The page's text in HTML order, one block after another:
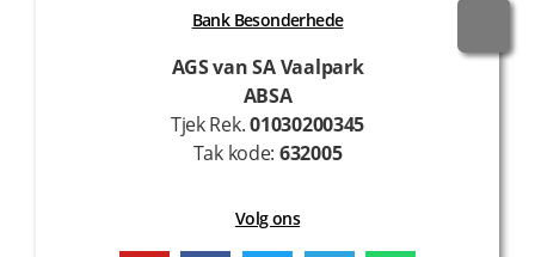
Bank Besonderhede
AGS van SA Vaalpark
ABSA
Tjek Rek.01030200345
Tak kode: 632005
Volg ons